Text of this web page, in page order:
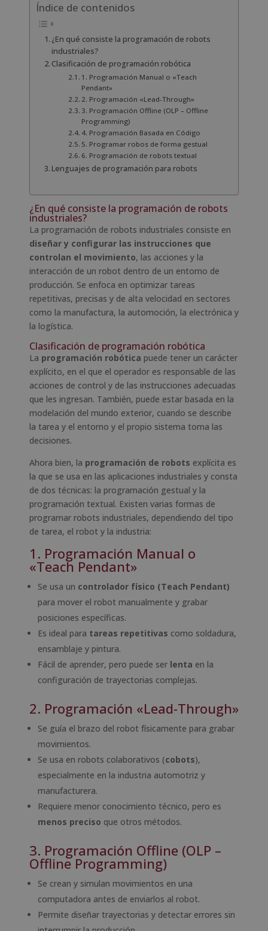
Índice de contenidos
¿En qué consiste la programación de robots
industriales?
Clasificación de programación robótica
1. Programación Manual o «Teach
Pendant»
2. Programación «Lead-Through»
3. Programación Offline (OLP – Offline
Programming)
4. Programación Basada en Código
5. Programar robos de forma gestual
6. Programación de robots textual
Lenguajes de programación para robots
¿En qué consiste la programación de robots
industriales?
La programación de robots industriales consiste en
diseñar y configurar las instrucciones que
controlan el movimiento, las acciones y la
interacción de un robot dentro de un entorno de
producción. Se enfoca en optimizar tareas
repetitivas, precisas y de alta velocidad en sectores
como la manufactura, la automoción, la electrónica y
la logística.
Clasificación de programación robótica
La programación robótica puede tener un carácter
explícito, en el que el operador es responsable de las
acciones de control y de las instrucciones adecuadas
que les ingresan. También, puede estar basada en la
modelación del mundo exterior, cuando se describe
la tarea y el entorno y el propio sistema toma las
decisiones.
Ahora bien, la programación de robots explícita es
la que se usa en las aplicaciones industriales y consta
de dos técnicas: la programación gestual y la
programación textual. Existen varias formas de
programar robots industriales, dependiendo del tipo
de tarea, el robot y la industria:
1. Programación Manual o
«Teach Pendant»
Se usa un controlador físico (Teach Pendant)
para mover el robot manualmente y grabar
posiciones específicas.
Es ideal para tareas repetitivas como soldadura,
ensamblaje y pintura.
Fácil de aprender, pero puede ser lenta en la
configuración de trayectorias complejas.
2. Programación «Lead-Through»
Se guía el brazo del robot físicamente para grabar
movimientos.
Se usa en robots colaborativos (cobots),
especialmente en la industria automotriz y
manufacturera.
Requiere menor conocimiento técnico, pero es
menos preciso que otros métodos.
3. Programación Offline (OLP –
Offline Programming)
Se crean y simulan movimientos en una
computadora antes de enviarlos al robot.
Permite diseñar trayectorias y detectar errores sin